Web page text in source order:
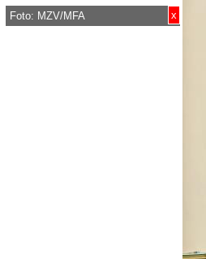
x
Foto: MZV/MFA